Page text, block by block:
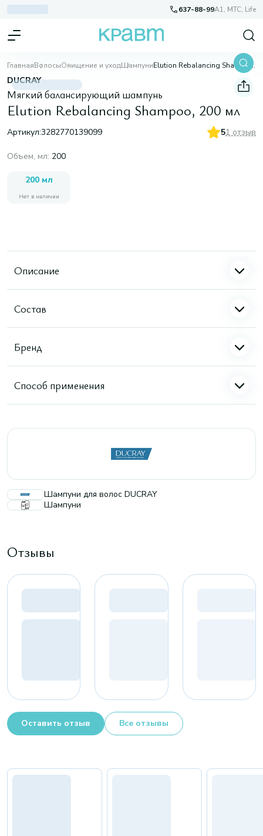
637-88-99A1, МТС, Life
ГлавнаяВолосыОчищение и уходШампуни Elution Rebalancing Shampoo, 200 мл
DUCRAY
Мягкий балансирующий шампунь
Elution Rebalancing Shampoo, 200 мл
Артикул:3282770139099 51 отзыв
Объем, мл: 200
200 мл
Нет в наличии
Описание
Состав
Бренд
Способ применения
Шампуни для волос DUCRAY
Шампуни
Отзывы
Оставить отзыв Все отзывы